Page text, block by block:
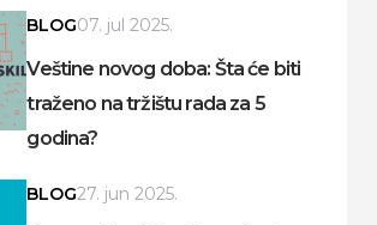
BLOG07. jul 2025.
Veštine novog doba: Šta će biti
traženo na tržištu rada za 5
godina?
BLOG27. jun 2025.